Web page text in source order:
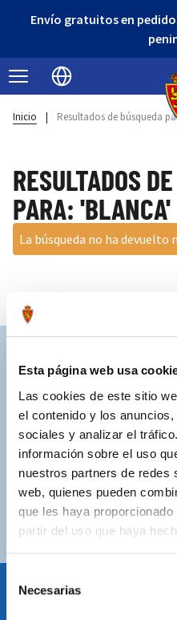
Esta página web usa
Las cookies de este sitio
el contenido y los
sociales y analizar el
información sobre el uso
nuestros partners de redes
web, quienes pueden
que les haya
partir del uso que haya
Necesarias
Envío gratuitos en
Seleccionar idioma
Inicio | Resultados de búsqueda
RESULTADOS
PARA: 'BLANCA'
La búsqueda no ha devuelto
ASISTENCIA
ENVÍOS GRATUITOS
Por compras
COMPRAS SEGURAS
Plataforma de pago
PayPal.